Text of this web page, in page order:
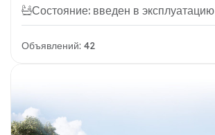
Состояние: введен в эксплуатацию
Объявлений: 42